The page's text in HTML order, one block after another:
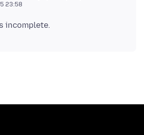
23:58